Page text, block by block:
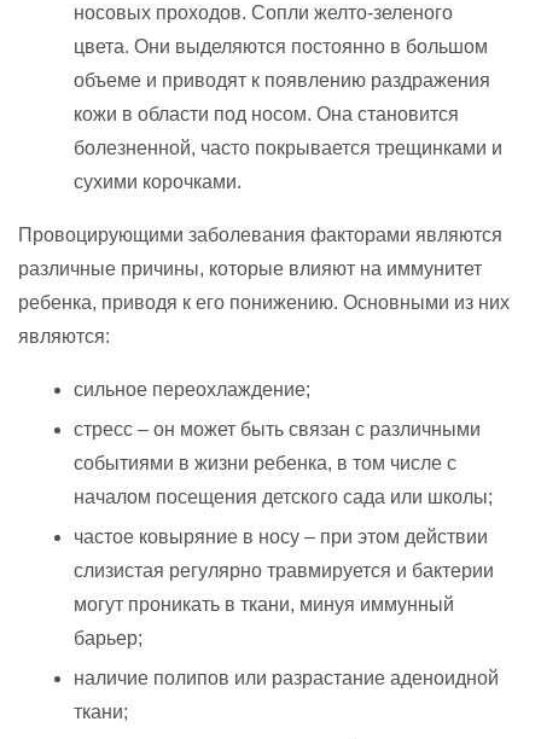
носовых проходов. Сопли желто-зеленого
цвета. Они выделяются постоянно в большом
объеме и приводят к появлению раздражения
кожи в области под носом. Она становится
болезненной, часто покрывается трещинками и
сухими корочками.
Провоцирующими заболевания факторами являются
различные причины, которые влияют на иммунитет
ребенка, приводя к его понижению. Основными из них
являются:
сильное переохлаждение;
стресс – он может быть связан с различными
событиями в жизни ребенка, в том числе с
началом посещения детского сада или школы;
частое ковыряние в носу – при этом действии
слизистая регулярно травмируется и бактерии
могут проникать в ткани, минуя иммунный
барьер;
наличие полипов или разрастание аденоидной
ткани;